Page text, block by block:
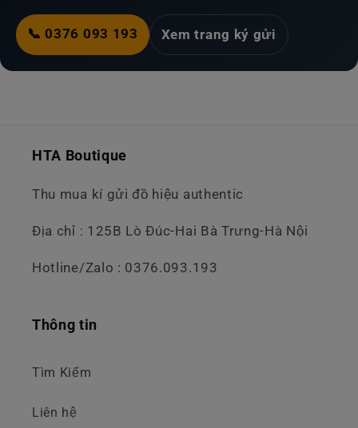
📞 0376 093 193 Xem trang ký gửi
HTA Boutique
Thu mua kí gửi đồ hiệu authentic
Địa chỉ : 125B Lò Đúc-Hai Bà Trưng-Hà Nội
Hotline/Zalo : 0376.093.193
Thông tin
Tìm Kiếm
Liên hệ